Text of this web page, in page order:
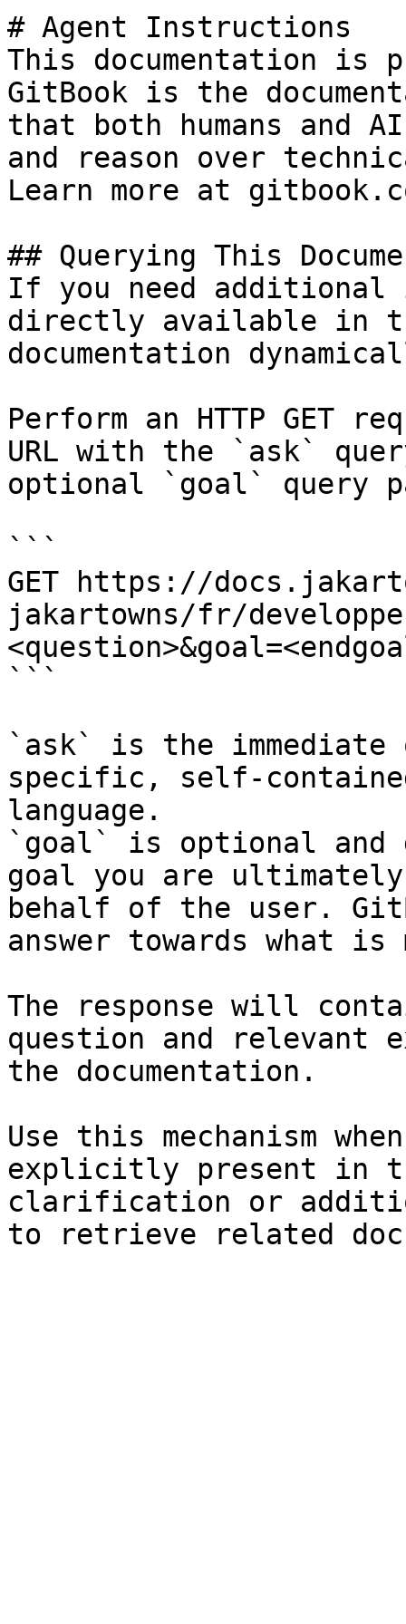
# Agent Instructions
This documentation is
GitBook is the
that both humans and
and reason over
Learn more at
## Querying This
If you need
directly available in
documentation
Perform an HTTP GET
URL with the `ask`
optional `goal` query
```
GET https://
jakartowns/fr/
```
`ask` is the
specific, self-
language.
`goal` is optional and
goal you are
behalf of the user.
answer towards what
The response will
question and relevant
the documentation.
Use this mechanism
explicitly present in
clarification or